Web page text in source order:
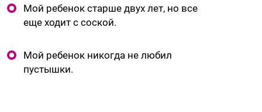
Мой ребенок старше двух лет, но все
еще ходит с соской.
Мой ребенок никогда не любил
пустышки.